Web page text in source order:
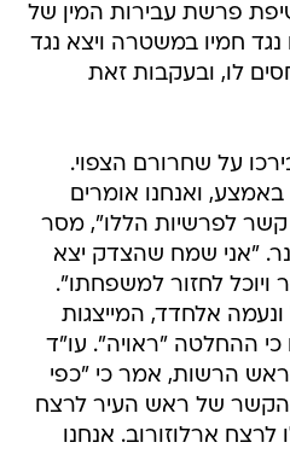
פרשת עבירות המין של
נגד חמיו במשטרה ויצא נגד
לו, ובעקבות זאת
על שחרורם הצפוי.
ואנחנו אומרים
קשר לפרשיות הללו", מסר
"אני שמח שהצדק יצא
ויוכל לחזור למשפחתו".
ונעמה אלחדד, המייצגות
ההחלטה "ראויה". עו"ד
ראש הרשות, אמר כי "כפי
הקשר של ראש העיר לרצח
ארלוזורוב. אנחנו